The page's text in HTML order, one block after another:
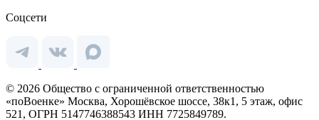
Соцсети
© 2026 Общество с ограниченной ответственностью
«поВоенке» Москва, Хорошёвское шоссе, 38к1, 5 этаж, офис
521, ОГРН 5147746388543 ИНН 7725849789.